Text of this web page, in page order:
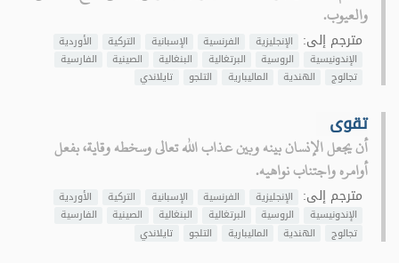
والعيوب.
مترجم إلى: الإنجليزية الفرنسية الإسبانية التركية
الأوردية
الإندونيسية
الروسية البرتغالية البنغالية الصينية
الفارسية
تجالوج
الهندية الماليبارية التلجو تايلاندي
تقوى
أن يجعل الإنسان بينه وبين عذاب الله تعالى وسخطه وقاية، بفعل
أوامره واجتناب نواهيه.
مترجم إلى: الإنجليزية الفرنسية الإسبانية التركية
الأوردية
الإندونيسية
الروسية البرتغالية البنغالية الصينية
الفارسية
تجالوج
الهندية الماليبارية التلجو تايلاندي